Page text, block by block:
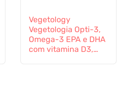
Vegetology
Vegetologia Opti-3,
Omega-3 EPA e DHA
com vitamina D3,